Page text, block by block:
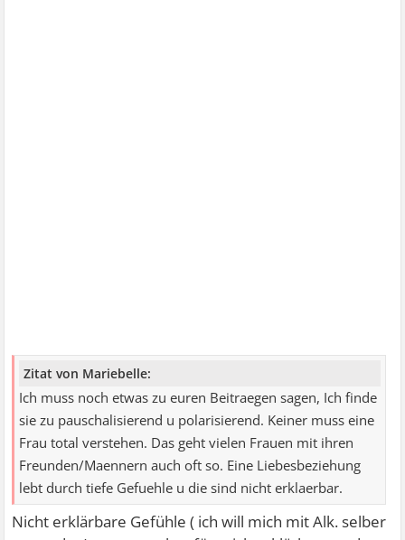
Zitat von Mariebelle:
Ich muss noch etwas zu euren Beitraegen sagen, Ich finde
sie zu pauschalisierend u polarisierend. Keiner muss eine
Frau total verstehen. Das geht vielen Frauen mit ihren
Freunden/Maennern auch oft so. Eine Liebesbeziehung
lebt durch tiefe Gefuehle u die sind nicht erklaerbar.
Nicht erklärbare Gefühle ( ich will mich mit Alk. selber